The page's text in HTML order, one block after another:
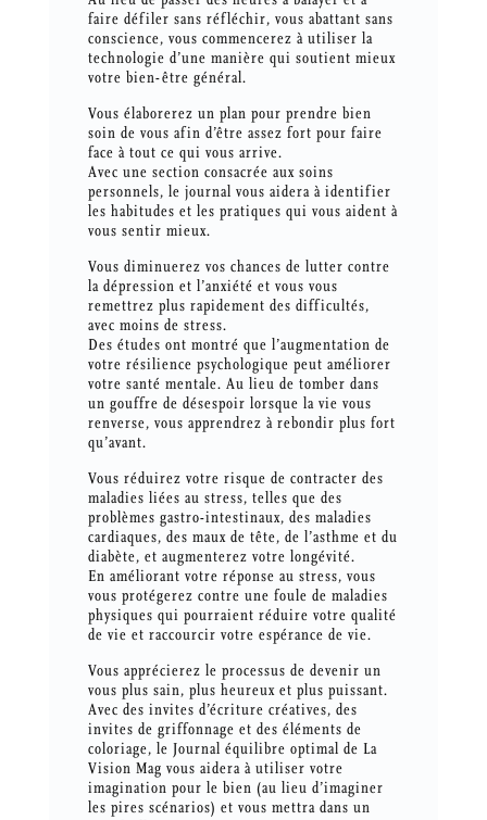
faire défiler sans réfléchir, vous abattant sans
conscience, vous commencerez à utiliser la
technologie d’une manière qui soutient mieux
votre bien-être général.
Vous élaborerez un plan pour prendre bien
soin de vous afin d’être assez fort pour faire
face à tout ce qui vous arrive.
Avec une section consacrée aux soins
personnels, le journal vous aidera à identifier
les habitudes et les pratiques qui vous aident à
vous sentir mieux.
Vous diminuerez vos chances de lutter contre
la dépression et l’anxiété et vous vous
remettrez plus rapidement des difficultés,
avec moins de stress.
Des études ont montré que l’augmentation de
votre résilience psychologique peut améliorer
votre santé mentale. Au lieu de tomber dans
un gouffre de désespoir lorsque la vie vous
renverse, vous apprendrez à rebondir plus fort
qu’avant.
Vous réduirez votre risque de contracter des
maladies liées au stress, telles que des
problèmes gastro-intestinaux, des maladies
cardiaques, des maux de tête, de l’asthme et du
diabète, et augmenterez votre longévité.
En améliorant votre réponse au stress, vous
vous protégerez contre une foule de maladies
physiques qui pourraient réduire votre qualité
de vie et raccourcir votre espérance de vie.
Vous apprécierez le processus de devenir un
vous plus sain, plus heureux et plus puissant.
Avec des invites d’écriture créatives, des
invites de griffonnage et des éléments de
coloriage, le Journal équilibre optimal de La
Vision Mag vous aidera à utiliser votre
imagination pour le bien (au lieu d’imaginer
les pires scénarios) et vous mettra dans un